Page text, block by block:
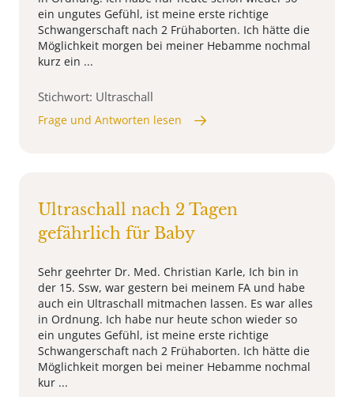
ein ungutes Gefühl, ist meine erste richtige
Schwangerschaft nach 2 Frühaborten. Ich hätte die
Möglichkeit morgen bei meiner Hebamme nochmal
kurz ein ...
Stichwort: Ultraschall
Frage und Antworten lesen
Ultraschall nach 2 Tagen
gefährlich für Baby
Sehr geehrter Dr. Med. Christian Karle, Ich bin in
der 15. Ssw, war gestern bei meinem FA und habe
auch ein Ultraschall mitmachen lassen. Es war alles
in Ordnung. Ich habe nur heute schon wieder so
ein ungutes Gefühl, ist meine erste richtige
Schwangerschaft nach 2 Frühaborten. Ich hätte die
Möglichkeit morgen bei meiner Hebamme nochmal
kur ...